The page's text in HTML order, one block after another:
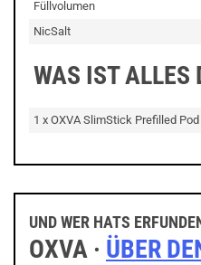
Füllvolumen
NicSalt
WAS IST ALLES
1 x OXVA SlimStick Prefilled
UND WER HATS
OXVA · ÜBER